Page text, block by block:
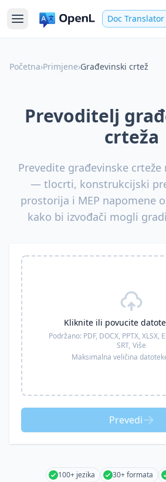
Doc Translator
Početna›Primjene›Građevinski crtež
Prevoditelj
crteža
Prevedite građevinske
— tlocrti, konstrukcijski
prostorija i MEP napomene
kako bi izvođači mogli
Kliknite ili povucite
Podržano: PDF, DOCX, PPTX, XLSX,
SRT, Više
Maksimalna veličina
Prevedi
100+ jezika 30+ formata